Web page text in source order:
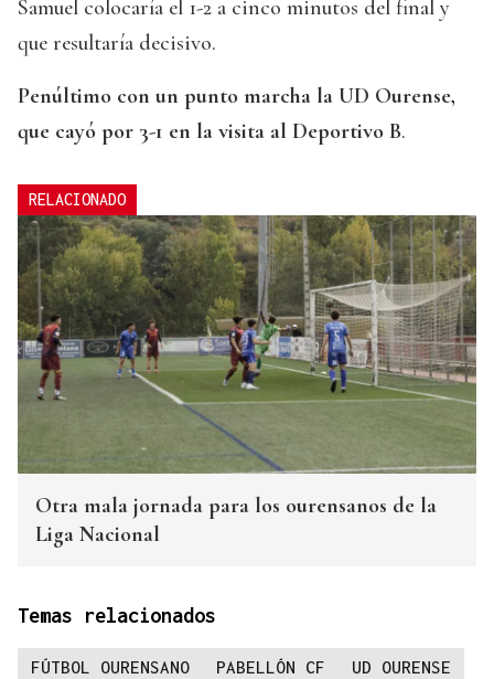
Samuel colocaría el 1-2 a cinco minutos del final y
que resultaría decisivo.
Penúltimo con un punto marcha la UD Ourense,
que cayó por 3-1 en la visita al Deportivo B.
RELACIONADO
Otra mala jornada para los ourensanos de la
Liga Nacional
Temas relacionados
FÚTBOL OURENSANO PABELLÓN CF
UD OURENSE